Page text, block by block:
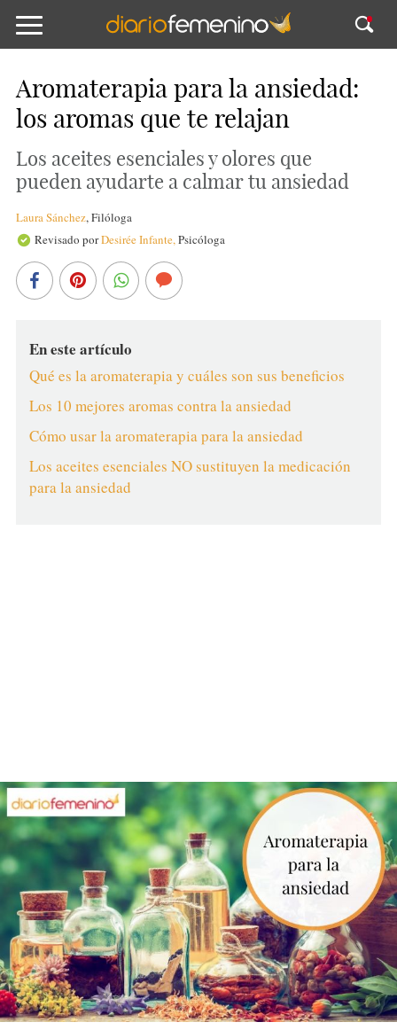
Aromaterapia para la ansiedad:
los aromas que te relajan
Los aceites esenciales y olores que
pueden ayudarte a calmar tu ansiedad
Laura Sánchez,Filóloga
Revisado porDesirée Infante,Psicóloga
En este artículo
Qué es la aromaterapia y cuáles son sus beneficios
Los 10 mejores aromas contra la ansiedad
Cómo usar la aromaterapia para la ansiedad
Los aceites esenciales NO sustituyen la medicación
para la ansiedad